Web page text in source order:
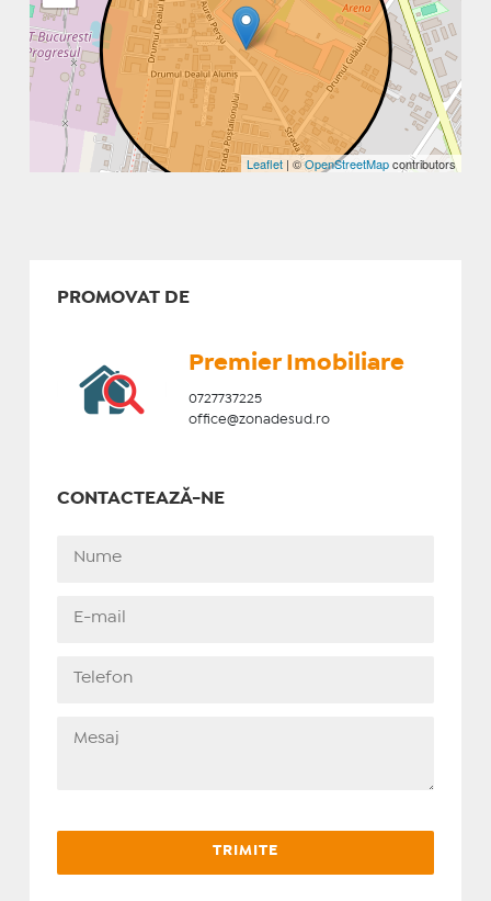
Leaflet | ©OpenStreetMapcontributors
PROMOVAT DE
Premier Imobiliare
0727737225
office@zonadesud.ro
CONTACTEAZĂ-NE